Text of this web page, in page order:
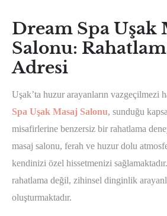
Dream Spa Uşak
Salonu:
Adresi
Uşak’ta huzur arayanların vazgeçilmezi
Spa Uşak Masaj Salonu, sunduğu
misafirlerine benzersiz bir rahatlama
masaj salonu, ferah ve huzur dolu
kendinizi özel hissetmenizi
rahatlama değil, zihinsel dinginlik
oluşturmaktadır.